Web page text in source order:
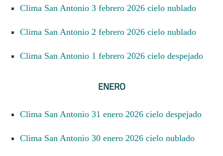
Clima San Antonio 3 febrero 2026 cielo nublado
Clima San Antonio 2 febrero 2026 cielo nublado
Clima San Antonio 1 febrero 2026 cielo despejado
ENERO
Clima San Antonio 31 enero 2026 cielo despejado
Clima San Antonio 30 enero 2026 cielo nublado